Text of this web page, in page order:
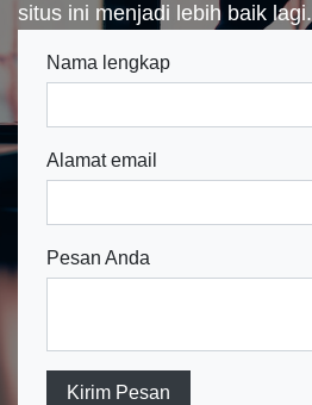
situs ini menjadi lebih baik lagi.
Nama lengkap
Alamat email
Pesan Anda
Kirim Pesan